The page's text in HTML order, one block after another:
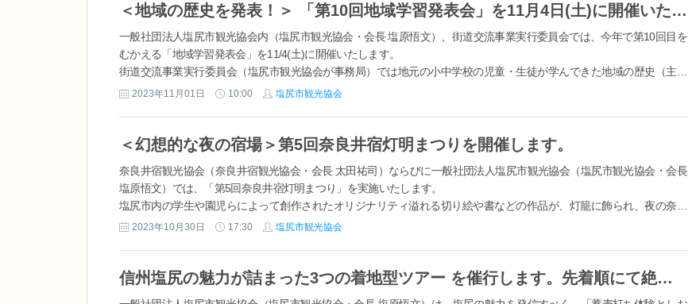
＜地域の歴史を発表！＞ 「第10回地域学習発表会」を11月4日(土)に開催いたします。
一般社団法人塩尻市観光協会内（塩尻市観光協会・会長 塩原悟文）、街道交流事業実行委員会では、今年で第10回目を
むかえる「地域学習発表会」を11/4(土)に開催いたします。
街道交流事業実行委員会（塩尻市観光協会が事務局）では地元の小中学校の児童・生徒が学んできた地域の歴史（主に
街道に関するテーマ）についてその成果を発表する「第10回地域学習発表会」を11月4日（土）に開催いたします。 <過
2023年11月01日 10:00 塩尻市観光協会
＜幻想的な夜の宿場＞第5回奈良井宿灯明まつりを開催します。
奈良井宿観光協会（奈良井宿観光協会・会長 太田祐司）ならびに一般社団法人塩尻市観光協会（塩尻市観光協会・会長
塩原悟文）では、「第5回奈良井宿灯明まつり」を実施いたします。
塩尻市内の学生や園児らによって創作されたオリジナリティ溢れる切り絵や書などの作品が、灯籠に飾られ、夜の奈良
井宿を幻想的に照らします。 <前回の様子> ■開催日 令和5年11月11日(土)～12日(日) ■開催場所 奈良井宿仲町周辺
2023年10月30日 17:30 塩尻市観光協会
信州塩尻の魅力が詰まった3つの着地型ツアー を催行します。先着順にて絶賛募集中です！